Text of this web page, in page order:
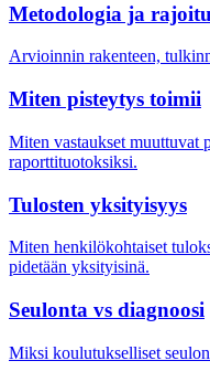
Metodologia ja
Arvioinnin rakenteen,
Miten pisteytys toimii
Miten vastaukset muuttuvat
raporttituotoksiksi.
Tulosten yksityisyys
Miten henkilökohtaiset
pidetään yksityisinä.
Seulonta vs diagnoosi
Miksi koulutukselliset